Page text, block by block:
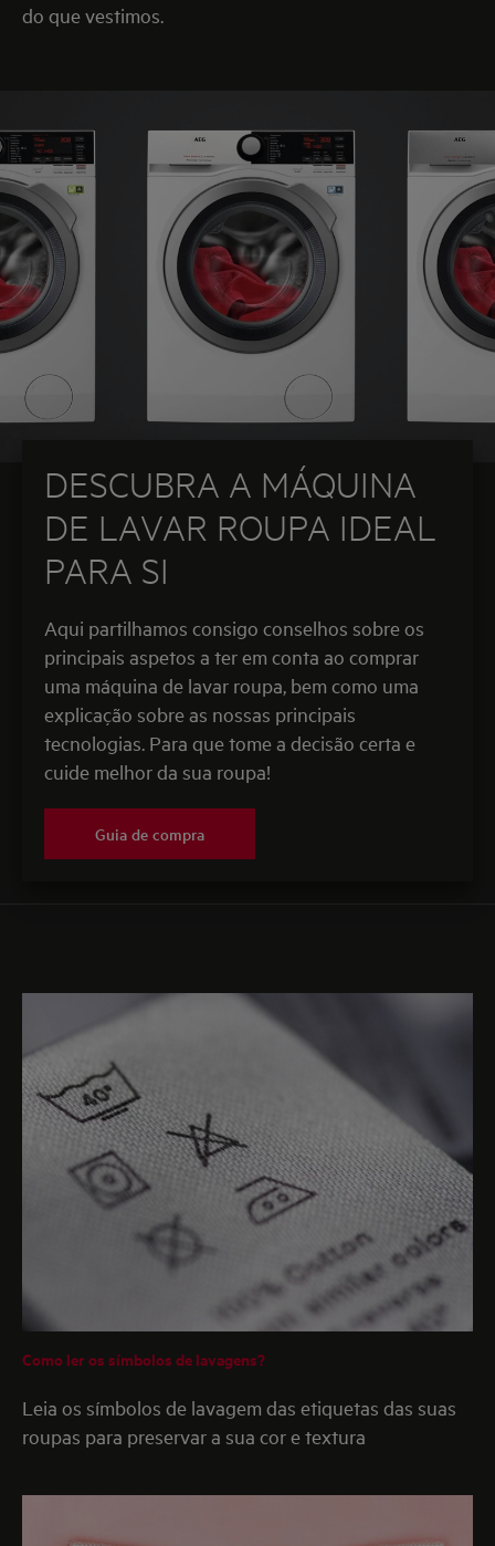
do que vestimos.
DESCUBRA A MÁQUINA
DE LAVAR ROUPA IDEAL
PARA SI
Aqui partilhamos consigo conselhos sobre os
principais aspetos a ter em conta ao comprar
uma máquina de lavar roupa, bem como uma
explicação sobre as nossas principais
tecnologias. Para que tome a decisão certa e
cuide melhor da sua roupa!
Guia de compra
Como ler os símbolos de lavagens?
Leia os símbolos de lavagem das etiquetas das suas
roupas para preservar a sua cor e textura